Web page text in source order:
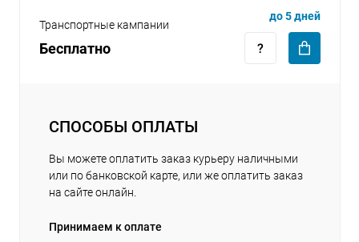
Транспортные кампании
Бесплатно
до 5 дней
СПОСОБЫ ОПЛАТЫ
Вы можете оплатить заказ курьеру наличными
или по банковской карте, или же оплатить заказ
на сайте онлайн.
Принимаем к оплате